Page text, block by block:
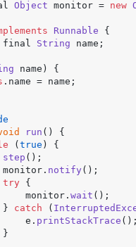
Object monitor = new
Runnable {
final String name;
name) {
. name = name;
run ( ) {
(true ) {
step ();
notify ();
try {
monitor.
wait ();
}
catch (
e.
printStackTrace
}